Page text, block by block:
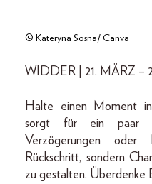
© Kateryna Sosna/ Canva
WIDDER | 21. MÄRZ –
Halte einen Moment
sorgt für ein paar
Verzögerungen oder
Rückschritt, sondern
zu gestalten. Überdenke